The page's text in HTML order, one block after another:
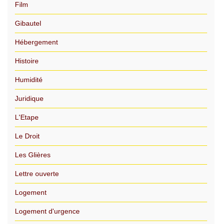
Film
Gibautel
Hébergement
Histoire
Humidité
Juridique
L'Etape
Le Droit
Les Glières
Lettre ouverte
Logement
Logement d'urgence